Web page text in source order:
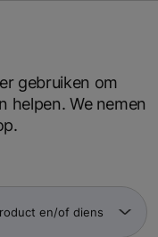
gebruiken om
helpen. We nemen